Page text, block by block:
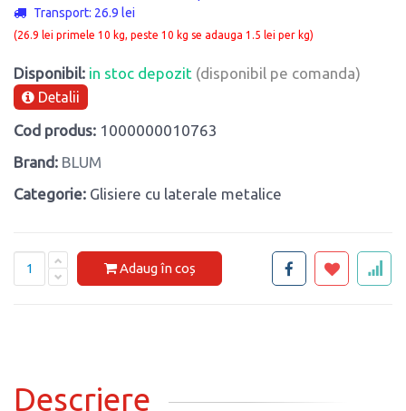
Transport: 26.9 lei
(26.9 lei primele 10 kg, peste 10 kg se adauga 1.5 lei per kg)
Disponibil: in stoc depozit (disponibil pe comanda)
Detalii
Cod produs: 1000000010763
Brand: BLUM
Categorie: Glisiere cu laterale metalice
Adaug în coș
Descriere